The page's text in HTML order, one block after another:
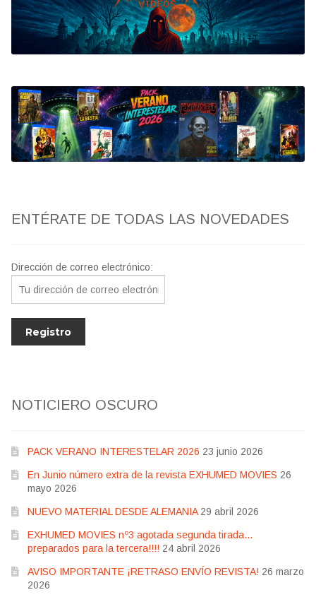
Bluray
Clasificada S
artwork
fantaterror
Jesús Franco
ENTÉRATE DE TODAS LAS NOVEDADES
Dirección de correo electrónico:
NOTICIERO OSCURO
PACK VERANO INTERESTELAR 2026 23 junio 2026
En Junio número extra de la revista EXHUMED MOVIES 26
mayo 2026
NUEVO MATERIAL DESDE ALEMANIA 29 abril 2026
EXHUMED MOVIES nº3 agotada segunda tirada…
preparados para la tercera!!!! 24 abril 2026
AVISO IMPORTANTE ¡RETRASO ENVÍO REVISTA! 26 marzo
2026